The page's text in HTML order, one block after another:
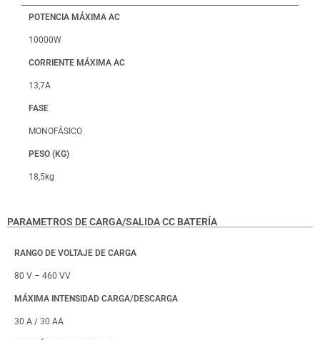
POTENCIA MÁXIMA AC
10000W
CORRIENTE MÁXIMA AC
13,7A
FASE
MONOFÁSICO
PESO (KG)
18,5kg
PARAMETROS DE CARGA/SALIDA CC BATERÍA
RANGO DE VOLTAJE DE CARGA
80 V – 460 VV
MÁXIMA INTENSIDAD CARGA/DESCARGA
30 A / 30 AA